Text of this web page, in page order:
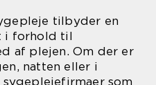
tilbyder en
i forhold til
af plejen. Om der er
natten eller i
som